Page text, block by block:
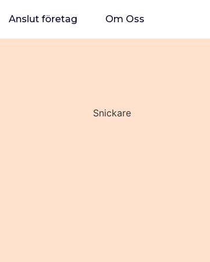
Anslut företag Om Oss